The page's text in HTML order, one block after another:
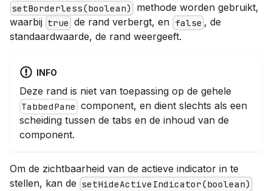
setBorderless(boolean)
methode worden gebruikt,
waarbij true de rand verbergt, en false , de
standaardwaarde, de rand weergeeft.
INFO
Deze rand is niet van toepassing op de gehele
TabbedPane component, en dient slechts als een
scheiding tussen de tabs en de inhoud van de
component.
Om de zichtbaarheid van de actieve indicator in te
stellen, kan de setHideActiveIndicator(boolean)